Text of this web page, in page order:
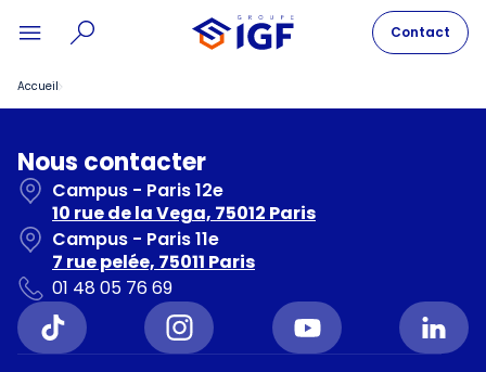
Contact
Accueil
Nous contacter
Campus - Paris 12e
10 rue de la Vega, 75012 Paris
Campus - Paris 11e
7 rue pelée, 75011 Paris
01 48 05 76 69